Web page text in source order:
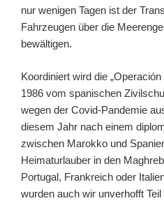
nur wenigen Tagen ist der Tran
Fahrzeugen über die
bewältigen.
Koordiniert wird die
1986 vom spanischen
wegen der Covid-Pandemie
diesem Jahr nach einem
zwischen Marokko und
Heimaturlauber in den
Portugal, Frankreich oder
wurden auch wir unverhofft